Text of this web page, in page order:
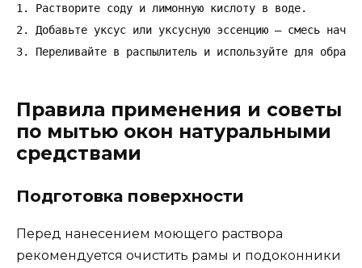
1. Растворите соду и лимонную кислоту в воде.
2. Добавьте уксус или уксусную эссенцию — смесь
Правила применения и советы
по мытью окон натуральными
средствами
Подготовка поверхности
Перед нанесением моющего раствора
рекомендуется очистить рамы и подоконники